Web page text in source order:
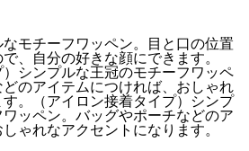
モチーフワッペン。目と口の位置
、自分の好きな顔にできます。
）シンプルな王冠のモチーフワッペ
のアイテムにつければ、おしゃれ
。（アイロン接着タイプ）シンプ
ッペン。バッグやポーチなどのア
ゃれなアクセントになります。